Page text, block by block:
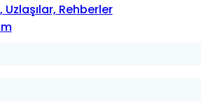
Rehberler